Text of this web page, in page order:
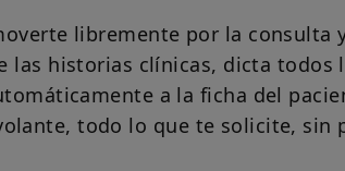
libremente por la consulta
las historias clínicas, dicta todos
a la ficha del
todo lo que te solicite, sin